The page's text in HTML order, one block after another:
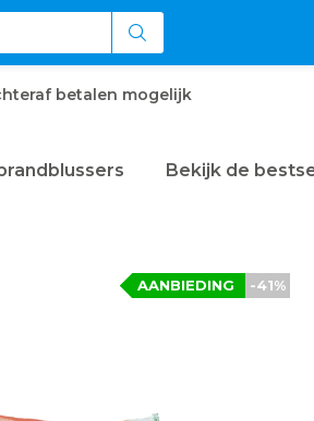
betalen mogelijk
Bekijk de
-41%
AANBIEDING